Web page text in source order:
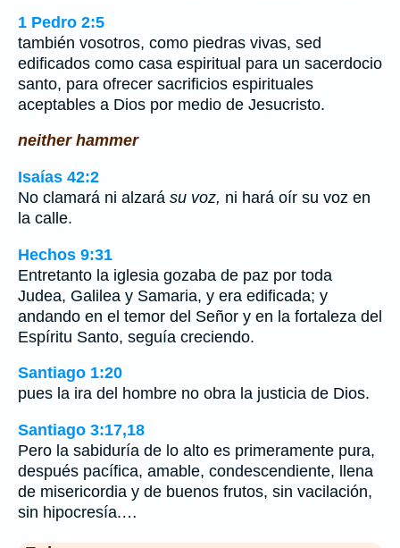
1 Pedro 2:5
también vosotros, como piedras vivas, sed
edificados como casa espiritual para un sacerdocio
santo, para ofrecer sacrificios espirituales
aceptables a Dios por medio de Jesucristo.
neither hammer
Isaías 42:2
No clamará ni alzará su voz, ni hará oír su voz en
la calle.
Hechos 9:31
Entretanto la iglesia gozaba de paz por toda
Judea, Galilea y Samaria, y era edificada; y
andando en el temor del Señor y en la fortaleza del
Espíritu Santo, seguía creciendo.
Santiago 1:20
pues la ira del hombre no obra la justicia de Dios.
Santiago 3:17,18
Pero la sabiduría de lo alto es primeramente pura,
después pacífica, amable, condescendiente, llena
de misericordia y de buenos frutos, sin vacilación,
sin hipocresía.…